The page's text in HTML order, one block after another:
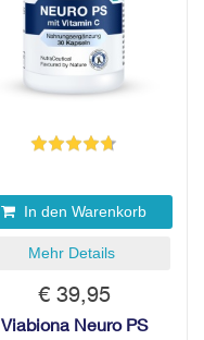
In den Warenkorb
Mehr Details
€ 39,95
Viabiona Neuro PS